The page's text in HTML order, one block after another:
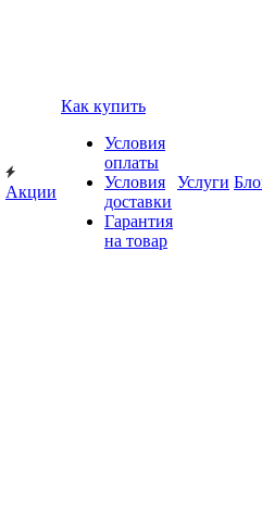
Акции
Как купить
Условия
оплаты
Условия
доставки
Гарантия
на товар
Услуги